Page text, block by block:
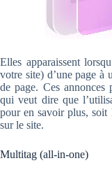
Elles apparaissent
votre site) d’une page à
de page. Ces annonces
qui veut dire que
pour en savoir plus, soit
sur le site.
Multitag (all-in-one)